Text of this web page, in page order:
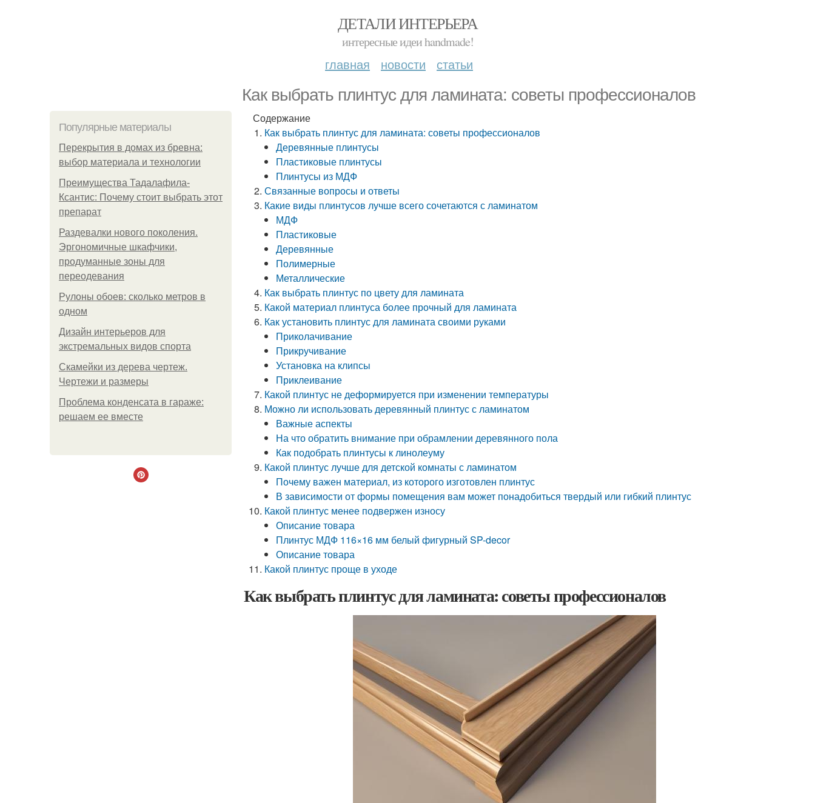
ДЕТАЛИ ИНТЕРЬЕРА
интересные идеи handmade!
главная новости статьи
Как выбрать плинтус для ламината: советы профессионалов
Популярные материалы
Перекрытия в домах из бревна:
выбор материала и технологии
Преимущества Тадалафила-
Ксантис: Почему стоит выбрать этот
препарат
Раздевалки нового поколения.
Эргономичные шкафчики,
продуманные зоны для
переодевания
Рулоны обоев: сколько метров в
одном
Дизайн интерьеров для
экстремальных видов спорта
Скамейки из дерева чертеж.
Чертежи и размеры
Проблема конденсата в гараже:
решаем ее вместе
Содержание
Как выбрать плинтус для ламината: советы профессионалов
Деревянные плинтусы
Пластиковые плинтусы
Плинтусы из МДФ
Связанные вопросы и ответы
Какие виды плинтусов лучше всего сочетаются с ламинатом
МДФ
Пластиковые
Деревянные
Полимерные
Металлические
Как выбрать плинтус по цвету для ламината
Какой материал плинтуса более прочный для ламината
Как установить плинтус для ламината своими руками
Приколачивание
Прикручивание
Установка на клипсы
Приклеивание
Какой плинтус не деформируется при изменении температуры
Можно ли использовать деревянный плинтус с ламинатом
Важные аспекты
На что обратить внимание при обрамлении деревянного пола
Как подобрать плинтусы к линолеуму
Какой плинтус лучше для детской комнаты с ламинатом
Почему важен материал, из которого изготовлен плинтус
В зависимости от формы помещения вам может понадобиться твердый или гибкий плинтус
Какой плинтус менее подвержен износу
Описание товара
Плинтус МДФ 116×16 мм белый фигурный SP-decor
Описание товара
Какой плинтус проще в уходе
Как выбрать плинтус для ламината: советы профессионалов